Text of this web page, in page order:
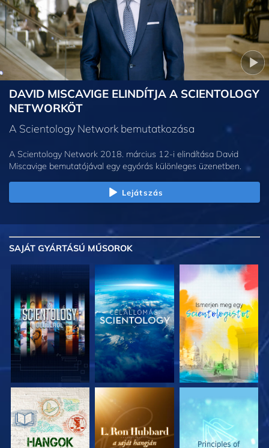
DAVID MISCAVIGE ELINDÍTJA A SCIENTOLOGY
NETWORKÖT
A Scientology Network bemutatkozása
A Scientology Network 2018. március 12-i elindítása David
Miscavige bemutatójával egy egyórás különleges üzenetben.
Lejátszás
SAJÁT GYÁRTÁSÚ MŰSOROK
A SOROZAT
RÉSZEI
A SOROZAT
RÉSZEI
A SOROZAT
RÉSZEI